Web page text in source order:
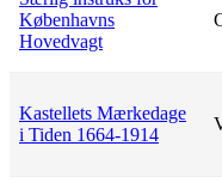
Københavns
Hovedvagt
Kastellets Mærkedage
i Tiden 1664-1914